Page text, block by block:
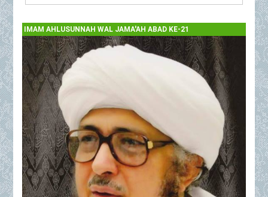
IMAM AHLUSUNNAH WAL JAMA'AH ABAD KE-21